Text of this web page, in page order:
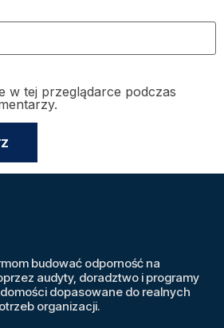
w tej przeglądarce podczas
budować odporność na
audyty, doradztwo i programy
dopasowane do realnych
organizacji.